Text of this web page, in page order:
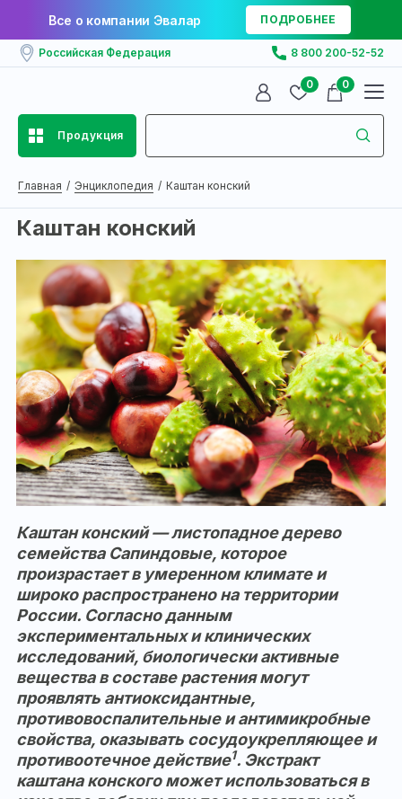
Все о компании Эвалар ПОДРОБНЕЕ
Российская Федерация 8 800 200-52-52
0 0
Продукция
Главная Энциклопедия Каштан конский
Каштан конский
Каштан конский — листопадное дерево
семейства Сапиндовые, которое
произрастает в умеренном климате и
широко распространено на территории
России. Согласно данным
экспериментальных и клинических
исследований, биологически активные
вещества в составе растения могут
проявлять антиоксидантные,
противовоспалительные и антимикробные
свойства, оказывать сосудоукрепляющее и
противоотечное действие1. Экстракт
каштана конского может использоваться в